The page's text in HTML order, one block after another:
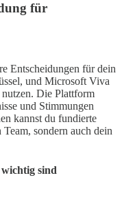
für
Entscheidungen für dein
und Microsoft Viva
Die Plattform
und Stimmungen
kannst du fundierte
sondern auch dein
sind